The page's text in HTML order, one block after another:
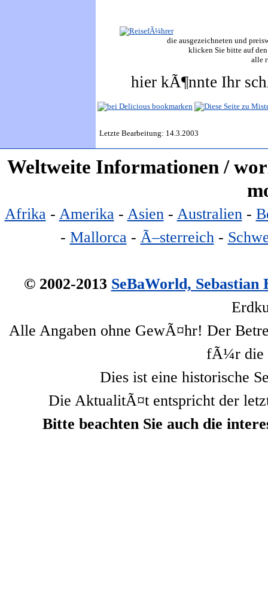
die ausgezeichneten und
klicken Sie bitte auf
alle
hier kÃ¶nnte Ihr
Letzte Bearbeitung: 14.3.2003
Weltweite Informationen /
Afrika - Amerika - Asien - Australien -
- Mallorca - Ã–sterreich -
© 2002-2013 SeBaWorld, Sebastian
Alle Angaben ohne GewÃ¤hr! Der
fÃ¼r die
Dies ist eine historische
Die AktualitÃ¤t entspricht der
Bitte beachten Sie auch die